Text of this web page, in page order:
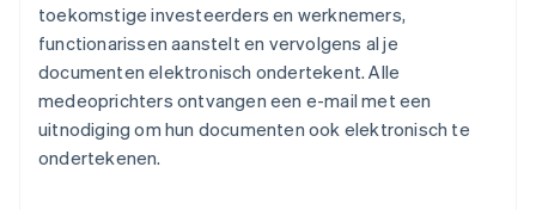
toekomstige investeerders en werknemers,
functionarissen aanstelt en vervolgens al je
documenten elektronisch ondertekent. Alle
medeoprichters ontvangen een e-mail met een
uitnodiging om hun documenten ook elektronisch te
ondertekenen.